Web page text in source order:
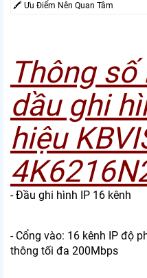
🖍 Ưu Điểm Nên Quan Tâm
Thông
dầu ghi
hiệu
- Đầu ghi hình IP 16 kênh
- Cổng vào: 16 kênh IP độ
thông tối đa 200Mbps